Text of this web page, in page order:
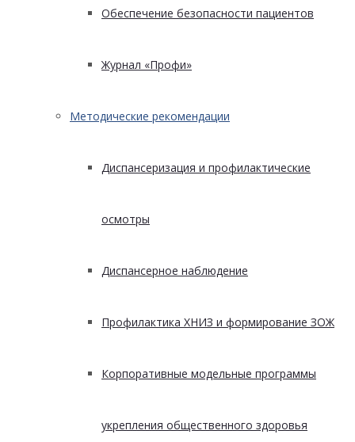
Обеспечение безопасности пациентов
Журнал «Профи»
Методические рекомендации
Диспансеризация и профилактические
осмотры
Диспансерное наблюдение
Профилактика ХНИЗ и формирование ЗОЖ
Корпоративные модельные программы
укрепления общественного здоровья